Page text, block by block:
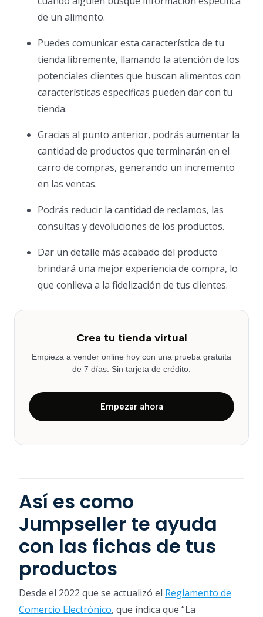
de un alimento.
Puedes comunicar esta característica de tu
tienda libremente, llamando la atención de los
potenciales clientes que buscan alimentos con
características específicas pueden dar con tu
tienda.
Gracias al punto anterior, podrás aumentar la
cantidad de productos que terminarán en el
carro de compras, generando un incremento
en las ventas.
Podrás reducir la cantidad de reclamos, las
consultas y devoluciones de los productos.
Dar un detalle más acabado del producto
brindará una mejor experiencia de compra, lo
que conlleva a la fidelización de tus clientes.
Crea tu tienda virtual
Empieza a vender online hoy con una prueba gratuita
de 7 días. Sin tarjeta de crédito.
Empezar ahora
Así es como
Jumpseller te ayuda
con las fichas de tus
productos
Desde el 2022 que se actualizó el Reglamento de
Comercio Electrónico, que indica que “La